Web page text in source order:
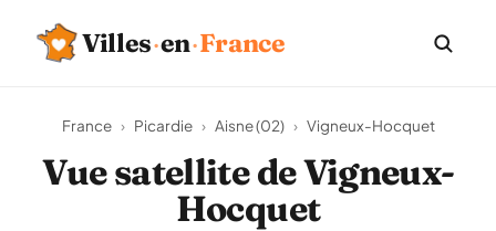
Villes·en·France
France › Picardie › Aisne (02) › Vigneux-Hocquet
Vue satellite de Vigneux-
Hocquet